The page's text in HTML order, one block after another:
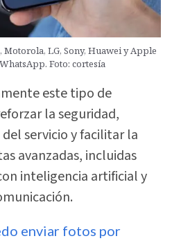
LG, Sony, Huawei y Apple
Foto: cortesía
este tipo de
la seguridad,
servicio y facilitar la
avanzadas, incluidas
inteligencia artificial y
enviar fotos por